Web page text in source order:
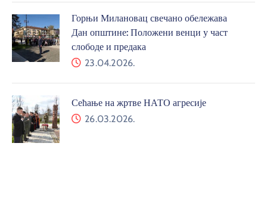
Горњи Милановац свечано обележава
Дан општине: Положени венци у част
слободе и предака
23.04.2026.
Сећање на жртве НАТО агресије
26.03.2026.